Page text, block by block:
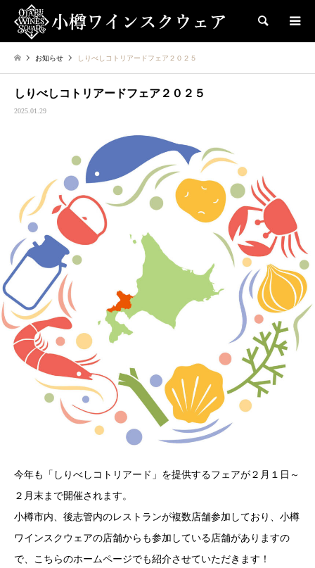
検索
お知らせ しりべしコトリアードフェア２０２５
しりべしコトリアードフェア２０２５
2025.01.29
今年も「しりべしコトリアード」を提供するフェアが２月１日～
２月末まで開催されます。
小樽市内、後志管内のレストランが複数店舗参加しており、小樽
ワインスクウェアの店舗からも参加している店舗がありますの
で、こちらのホームページでも紹介させていただきます！